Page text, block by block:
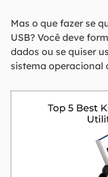
Mas o que fazer se
USB? Você deve
dados ou se quiser
sistema operacional